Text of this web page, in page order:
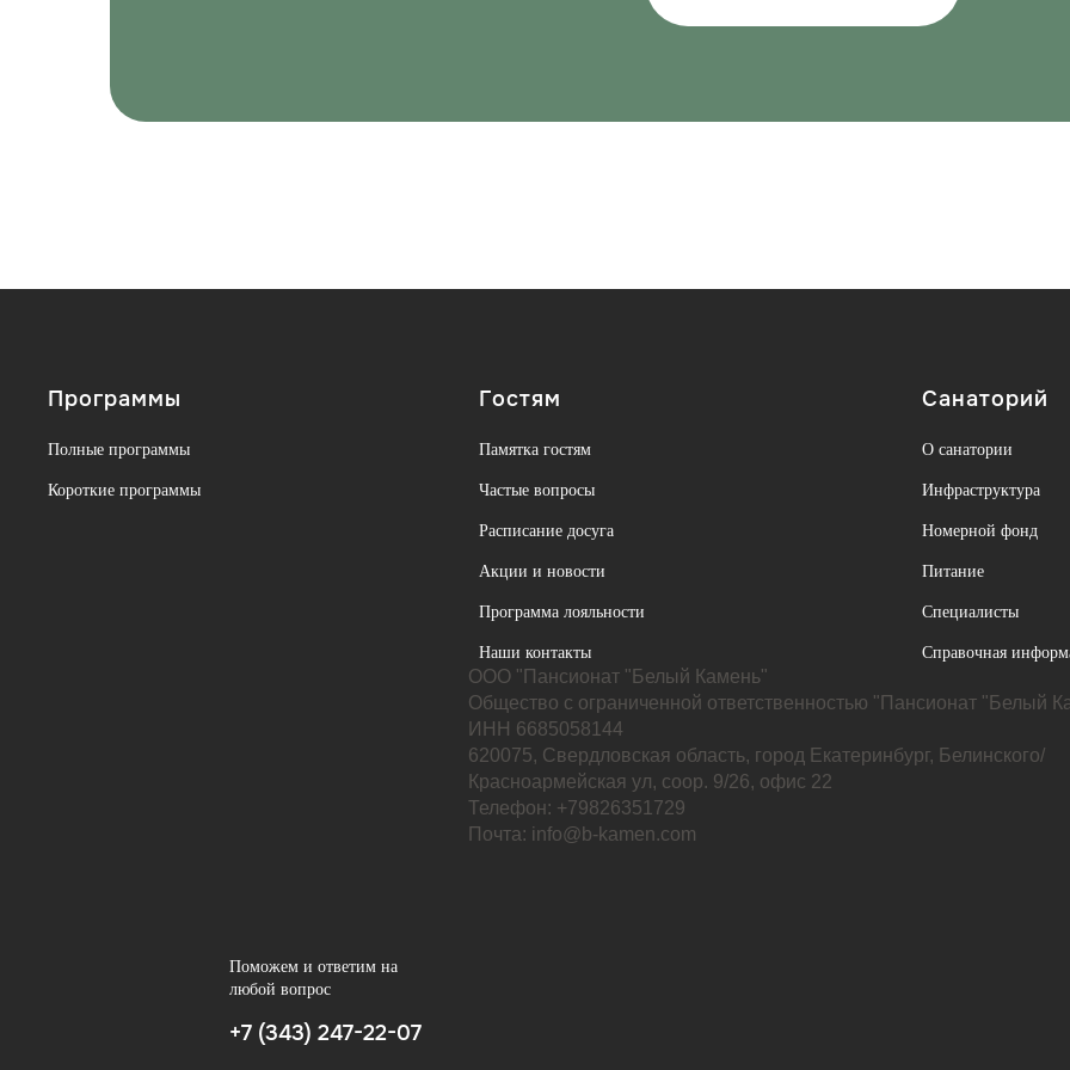
Программы
Полные программы
Короткие программы
Гостям
Памятка гостям
Частые вопросы
Расписание досуга
Акции и новости
Программа лояльности
Наши контакты
Санаторий
О санатории
Инфраструктура
Номерной фонд
Питание
Специалисты
Справочная
ООО "Пансионат "Белый Камень"
Общество с ограниченной ответственностью "Пансионат "Белый
ИНН 6685058144
620075, Свердловская область, город Екатеринбург, Белинского/
Красноармейская ул, соор. 9/26, офис 22
Телефон: +79826351729
Почта: info@b-kamen.com
Поможем и ответим на
любой вопрос
+7 (343) 247-22-07